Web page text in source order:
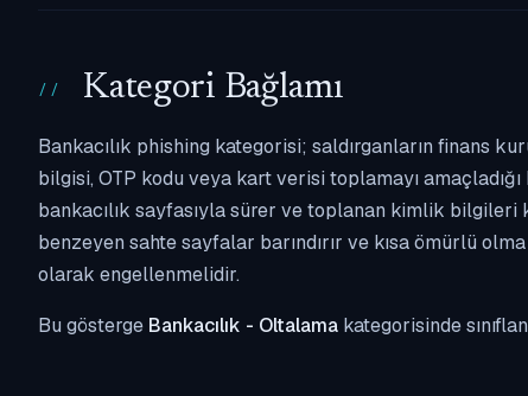
Kategori Bağlamı
Bankacılık phishing kategorisi; saldırganların finans
bilgisi, OTP kodu veya kart verisi toplamayı
bankacılık sayfasıyla sürer ve toplanan kimlik
benzeyen sahte sayfalar barındırır ve kısa ömürlü
olarak engellenmelidir.
Bu gösterge Bankacılık - Oltalama kategorisinde